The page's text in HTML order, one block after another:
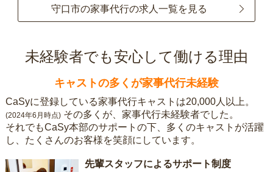
守口市の家事代行の求人一覧を見る
未経験者でも安心して働ける理由
キャストの多くが家事代行未経験
CaSyに登録している家事代行キャストは20,000人以上。
(2024年6月時点) その多くが、家事代行未経験者でした。
それでもCaSy本部のサポートの下、多くのキャストが活躍
し、たくさんのお客様を笑顔にしています。
先輩スタッフによるサポート制度